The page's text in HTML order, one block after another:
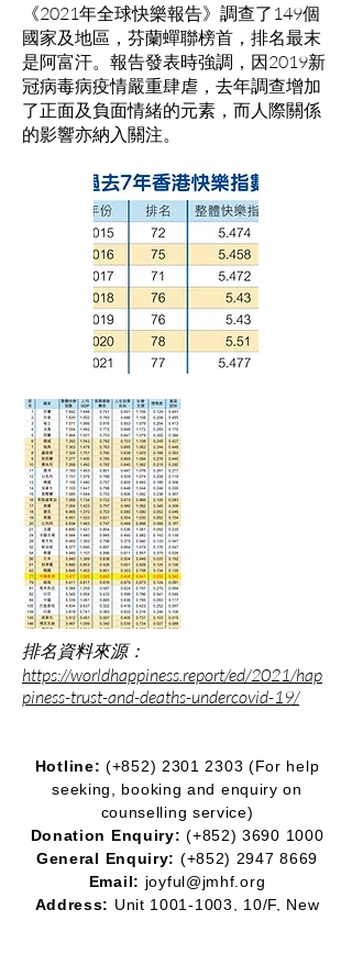
《2021年全球快樂報告》調查了149個
國家及地區，芬蘭蟬聯榜首，排名最末
是阿富汗。報告發表時強調，因2019新
冠病毒病疫情嚴重肆虐，去年調查增加
了正面及負面情緒的元素，而人際關係
的影響亦納入關注。
排名資料來源：
https://worldhappiness.report/ed/2021/hap
piness-trust-and-deaths-undercovid-19/
Hotline: (+852) 2301 2303 (For help
seeking, booking and enquiry on
counselling service)
Donation Enquiry: (+852)3690 1000
General Enquiry: (+852) 2947 8669
Email: joyful@jmhf.org
Address: Unit 1001-1003
, 10/F, New